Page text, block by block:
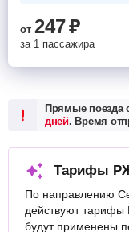
от 247₽
за 1 пассажира
Прямые поезда
дней. Время
Тарифы
По направлению
действуют
будут применены